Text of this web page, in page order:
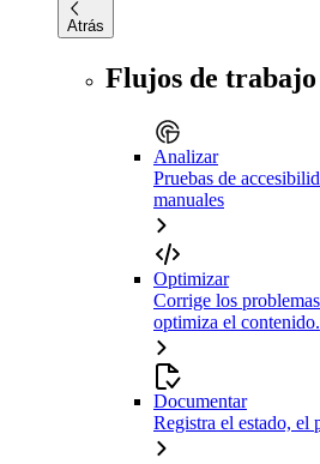
Atrás
Flujos de trabajo
Analizar
Pruebas de
manuales
Optimizar
Corrige los
optimiza el contenido.
Documentar
Registra el estado, el